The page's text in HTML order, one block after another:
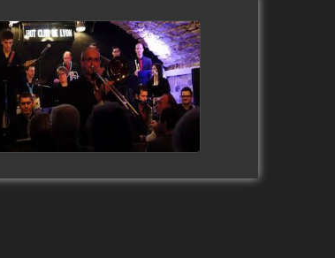
Clip Only Big Band 2019
watch video